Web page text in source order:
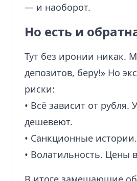
— и наоборот.
Но есть и
Тут без иронии никак.
депозитов, беру!» Но
риски:
• Всё зависит от
дешевеют.
• Санкционные
• Волатильность. Цены